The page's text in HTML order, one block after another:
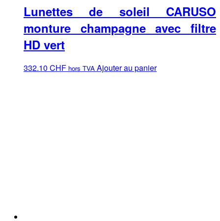
Lunettes de soleil CARUSO
monture champagne avec filtre
HD vert
332.10 CHF hors TVA Ajouter au panier